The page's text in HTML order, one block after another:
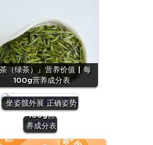
（绿茶）』营养价值 | 每
100g营养成分表
坐姿髋外展 正确姿势
『沙拉
酱』营养
价值 | 每
100g营
养成分表